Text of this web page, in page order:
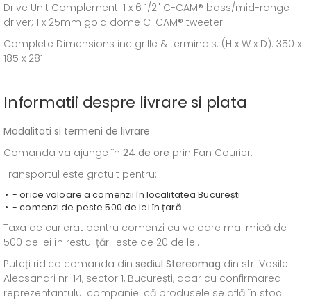
Drive Unit Complement: 1 x 6 1/2" C-CAM® bass/mid-range
driver; 1 x 25mm gold dome C-CAM® tweeter
Complete Dimensions inc grille & terminals: (H x W x D): 350 x
185 x 281
Informatii despre livrare si plata
Modalitati si termeni de livrare:
Comanda va ajunge în 24 de ore prin Fan Courier.
Transportul este gratuit pentru:
- orice valoare a comenzii în localitatea București
- comenzi de peste 500 de lei în țară
Taxa de curierat pentru comenzi cu valoare mai mică de
500 de lei în restul țării este de 20 de lei.
Puteți ridica comanda din sediul Stereomag din str. Vasile
Alecsandri nr. 14, sector 1, București, doar cu confirmarea
reprezentantului companiei că produsele se află în stoc.